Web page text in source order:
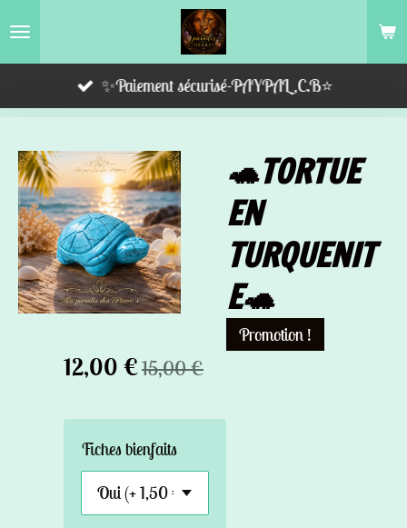
Passer
✨Paiement sécurisé-PAYPAL,C.B⭐️
🐢TORTUE
EN
TURQUENIT
E🐢
Promotion !
12,00 €15,00 €
Fiches bienfaits